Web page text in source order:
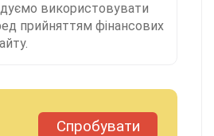
використовувати
прийняттям фінансових
Спробувати